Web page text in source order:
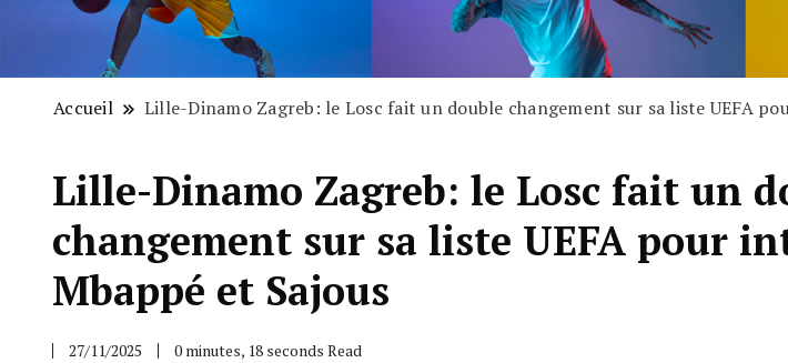
Accueil Lille-Dinamo Zagreb: le Losc fait un double changement sur sa liste UEFA
Lille-Dinamo Zagreb: le Losc fait un
changement sur sa liste UEFA pour
Mbappé et Sajous
27/11/2025 0 minutes, 18 seconds Read